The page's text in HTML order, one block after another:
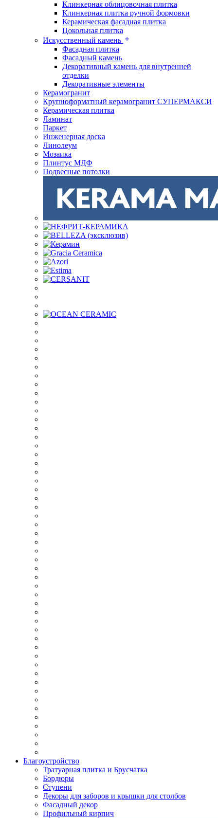
Клинкерная облицовочная плитка
Клинкерная плитка ручной формовки
Керамическая фасадная плитка
Цокольная плитка
Искусственный камень
Фасадная плитка
Фасадный камень
Декоративный камень для внутренней
отделки
Декоративные элементы
Керамогранит
Крупноформатный керамогранит СУПЕРМАКСИ
Керамическая плитка
Ламинат
Паркет
Инженерная доска
Линолеум
Мозаика
Плинтус МДФ
Подвесные потолки
Благоустройство
Тратуарная плитка и Брусчатка
Бордюры
Ступени
Декоры для заборов и крышки для столбов
Фасадный декор
Профильный кирпич